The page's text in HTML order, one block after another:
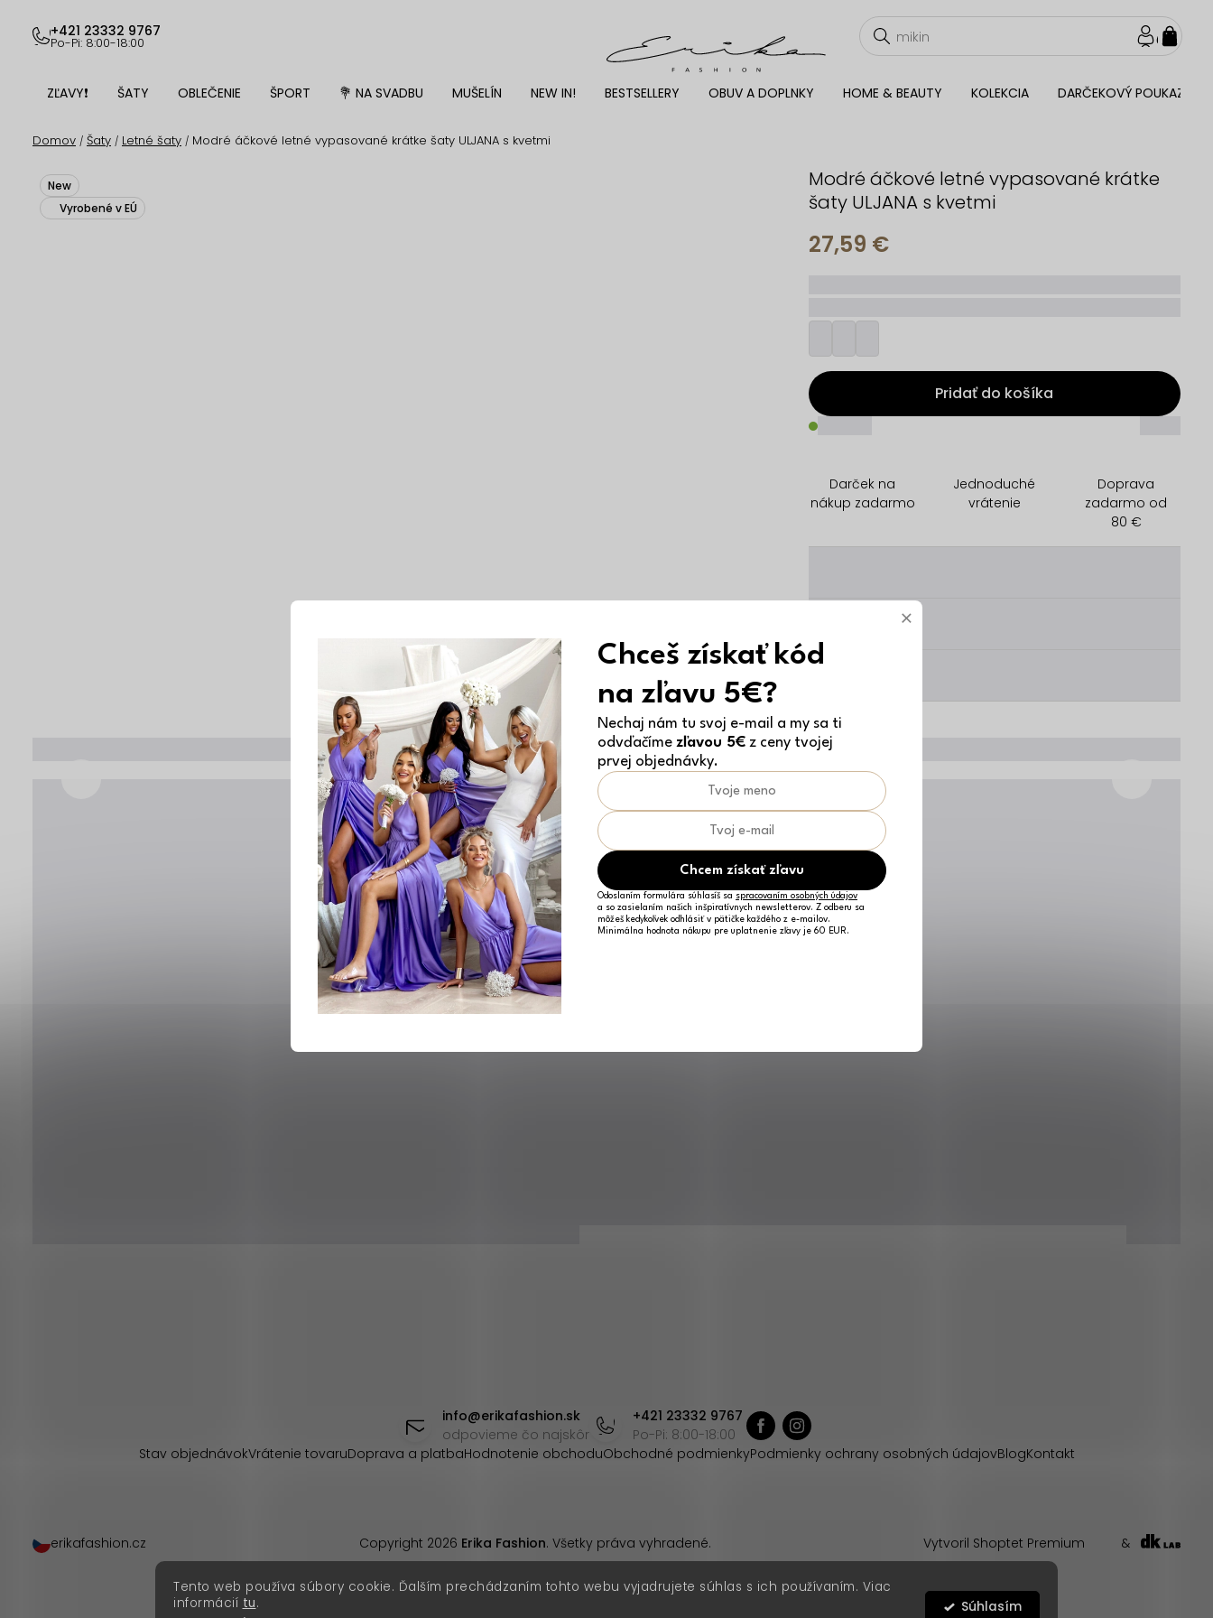
Tento web používa súbory cookie. Ďalším prechádzaním tohto webu vyjadrujete súhlas s ich používaním. Viac
informácií tu. Súhlasím
obsah
+421 23332 9767
Po-Pi: 8:00-18:00
ZĽAVY❗ ŠATY OBLEČENIE ŠPORT 💐 NA SVADBU MUŠELÍN NEW IN! BESTSELLERY OBUV A DOPLNKY HOME & BEAUTY KOLEKCIA DARČEKOVÝ POUKAZ
Domov / Šaty / Letné šaty / Modré áčkové letné vypasované krátke šaty ULJANA s kvetmi
Modré áčkové letné vypasované krátke
šaty ULJANA s kvetmi
New
Vyrobené v EÚ
27,59 €
Pridať do košíka
_____
Darček na
nákup zadarmo
Jednoduché
vrátenie
Doprava
zadarmo od
80 €
________
info@erikafashion.sk
odpovieme čo najskôr
+421 23332 9767
Po-Pi: 8:00-18:00
Stav objednávokVrátenie tovaruDoprava a platbaHodnotenie obchoduObchodné podmienkyPodmienky ochrany osobných údajovBlogKontakt
Vytvoril Shoptet Premium &
Copyright 2026 Erika Fashion. Všetky práva vyhradené.
erikafashion.cz
×
Chceš získať kód
na zľavu 5€?
Nechaj nám tu svoj e-mail a my sa ti
odvďačíme zľavou 5€ z ceny tvojej
prvej objednávky.
Chcem získať zľavu
Odoslaním formulára súhlasíš sa spracovaním osobných údajov
a so zasielaním našich inšpiratívnych newsletterov. Z odberu sa
môžeš kedykoľvek odhlásiť v pätičke každého z e-mailov.
Minimálna hodnota nákupu pre uplatnenie zľavy je 60 EUR.